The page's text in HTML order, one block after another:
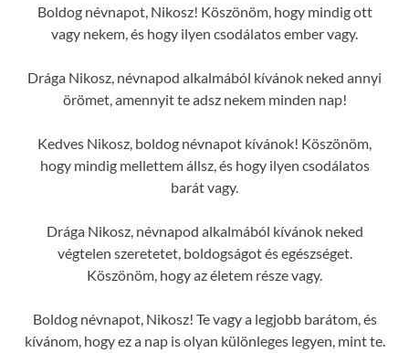
Boldog névnapot, Nikosz! Köszönöm, hogy mindig ott
vagy nekem, és hogy ilyen csodálatos ember vagy.
Drága Nikosz, névnapod alkalmából kívánok neked annyi
örömet, amennyit te adsz nekem minden nap!
Kedves Nikosz, boldog névnapot kívánok! Köszönöm,
hogy mindig mellettem állsz, és hogy ilyen csodálatos
barát vagy.
Drága Nikosz, névnapod alkalmából kívánok neked
végtelen szeretetet, boldogságot és egészséget.
Köszönöm, hogy az életem része vagy.
Boldog névnapot, Nikosz! Te vagy a legjobb barátom, és
kívánom, hogy ez a nap is olyan különleges legyen, mint te.